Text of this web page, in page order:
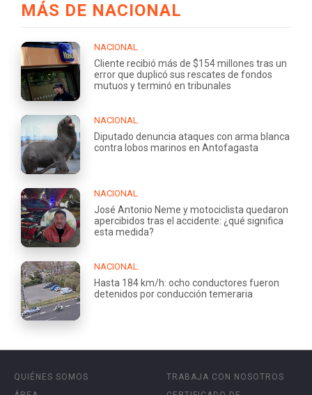
MÁS DE NACIONAL
NACIONAL
Cliente recibió más de $154 millones tras un
error que duplicó sus rescates de fondos
mutuos y terminó en tribunales
NACIONAL
Diputado denuncia ataques con arma blanca
contra lobos marinos en Antofagasta
NACIONAL
José Antonio Neme y motociclista quedaron
apercibidos tras el accidente: ¿qué significa
esta medida?
NACIONAL
Hasta 184 km/h: ocho conductores fueron
detenidos por conducción temeraria
QUIÉNES SOMOS
TRABAJA CON NOSOTROS